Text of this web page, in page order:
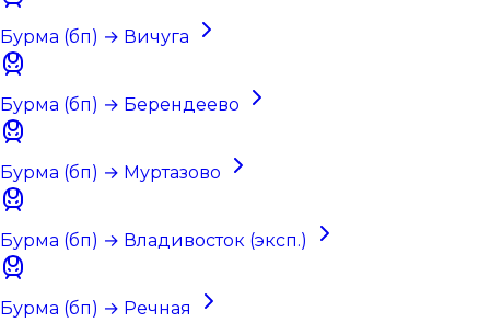
Бурма (бп) → Вичуга
Бурма (бп) → Берендеево
Бурма (бп) → Муртазово
Бурма (бп) → Владивосток (эксп.)
Бурма (бп) → Речная